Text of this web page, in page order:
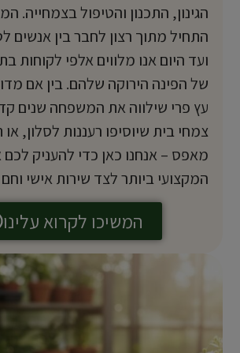
הגינון, התכנון והטיפול בצמחייה.
התחיל מתוך רצון לחבר בין אנשים
ועד היום אנו מלווים אלפי לקוחות
של הפינה הירוקה שלהם. בין אם
עץ פרי שילווה את המשפחה שנים
צמחי בית שיוסיפו רעננות לסלון, או
מאפס – אנחנו כאן כדי להעניק
המקצועי ביותר לצד שירות אישי וחם
המשיכו לקרוא עלינו